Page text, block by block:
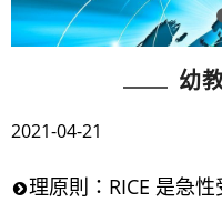
幼
2021-04-21
理原則：RICE 是急